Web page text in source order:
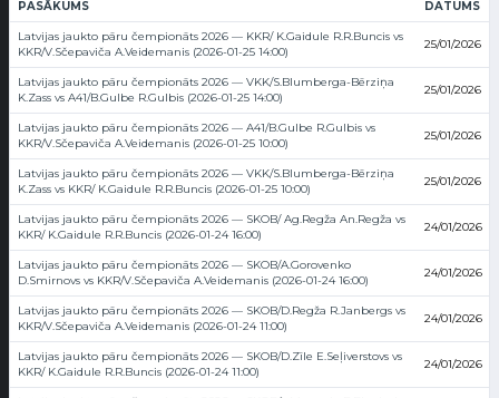
PASĀKUMS DATUMS
Latvijas jaukto pāru čempionāts 2026 — KKR/ K.Gaidule R.R.Buncis vs
KKR/V.Sčepaviča A.Veidemanis (2026-01-25 14:00)
25/01/2026
Latvijas jaukto pāru čempionāts 2026 — VKK/S.Blumberga-Bērziņa
K.Zass vs A41/B.Gulbe R.Gulbis (2026-01-25 14:00)
25/01/2026
Latvijas jaukto pāru čempionāts 2026 — A41/B.Gulbe R.Gulbis vs
KKR/V.Sčepaviča A.Veidemanis (2026-01-25 10:00)
25/01/2026
Latvijas jaukto pāru čempionāts 2026 — VKK/S.Blumberga-Bērziņa
K.Zass vs KKR/ K.Gaidule R.R.Buncis (2026-01-25 10:00)
25/01/2026
Latvijas jaukto pāru čempionāts 2026 — SKOB/ Ag.Regža An.Regža vs
KKR/ K.Gaidule R.R.Buncis (2026-01-24 16:00)
24/01/2026
Latvijas jaukto pāru čempionāts 2026 — SKOB/A.Gorovenko
D.Smirnovs vs KKR/V.Sčepaviča A.Veidemanis (2026-01-24 16:00)
24/01/2026
Latvijas jaukto pāru čempionāts 2026 — SKOB/D.Regža R.Janbergs vs
KKR/V.Sčepaviča A.Veidemanis (2026-01-24 11:00)
24/01/2026
Latvijas jaukto pāru čempionāts 2026 — SKOB/D.Zīle E.Seļiverstovs vs
KKR/ K.Gaidule R.R.Buncis (2026-01-24 11:00)
24/01/2026